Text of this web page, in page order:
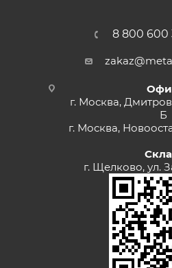
8 800 600
г. Москва,
Б
г. Москва,
г. Щелково, ул.